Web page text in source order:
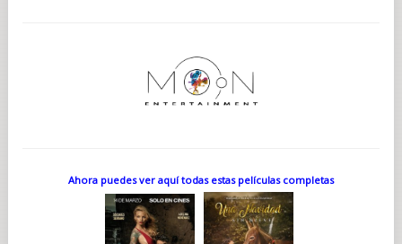
Ahora puedes ver aquí todas estas películas completas